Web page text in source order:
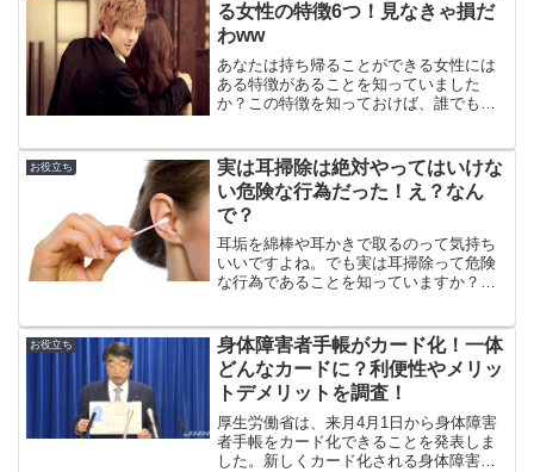
る女性の特徴6つ！見なきゃ損だ
わww
あなたは持ち帰ることができる女性には
ある特徴があることを知っていました
か？この特徴を知っておけば、誰でも簡
お役立ち
実は耳掃除は絶対やってはいけな
い危険な行為だった！え？なん
で？
耳垢を綿棒や耳かきで取るのって気持ち
いいですよね。でも実は耳掃除って危険
な行為であることを知っていますか？そ
お役立ち
身体障害者手帳がカード化！一体
どんなカードに？利便性やメリッ
トデメリットを調査！
厚生労働省は、来月4月1日から身体障害
者手帳をカード化できることを発表しま
した。新しくカード化される身体障害者